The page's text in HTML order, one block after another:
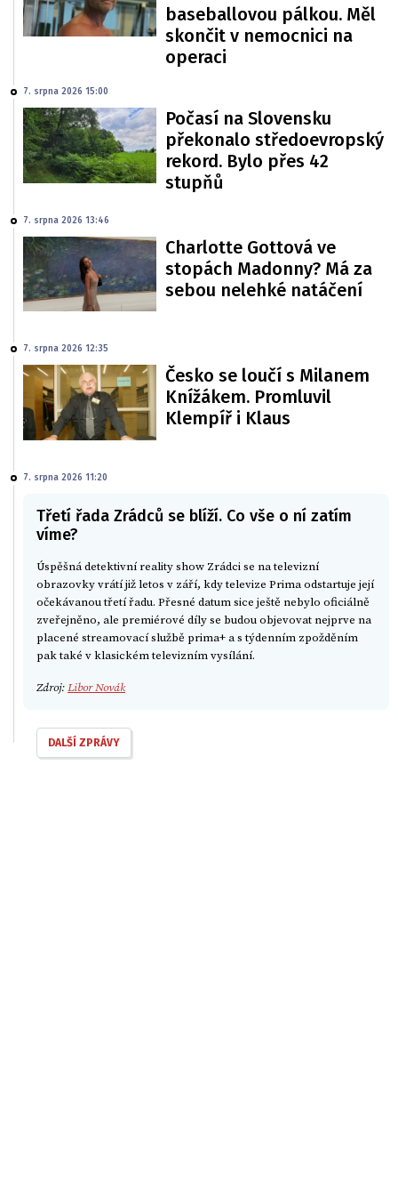
baseballovou pálkou. Měl
skončit v nemocnici na
operaci
7. srpna 2026 15:00
Počasí na Slovensku
překonalo středoevropský
rekord. Bylo přes 42
stupňů
7. srpna 2026 13:46
Charlotte Gottová ve
stopách Madonny? Má za
sebou nelehké natáčení
7. srpna 2026 12:35
Česko se loučí s Milanem
Knížákem. Promluvil
Klempíř i Klaus
7. srpna 2026 11:20
Třetí řada Zrádců se blíží. Co vše o ní zatím
víme?
Úspěšná detektivní reality show Zrádci se na televizní
obrazovky vrátí již letos v září, kdy televize Prima odstartuje její
očekávanou třetí řadu. Přesné datum sice ještě nebylo oficiálně
zveřejněno, ale premiérové díly se budou objevovat nejprve na
placené streamovací službě prima+ a s týdenním zpožděním
pak také v klasickém televizním vysílání.
Zdroj:Libor Novák
DALŠÍ ZPRÁVY